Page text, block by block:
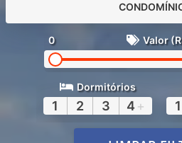
0 Valor
Dormitórios
1 2 3 4 + 1